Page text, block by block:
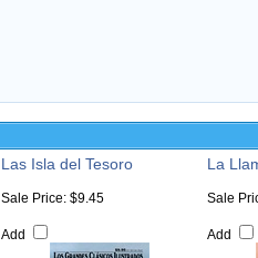
Las Isla del Tesoro La
Sale Price: $9.45
Add
Sale
Add